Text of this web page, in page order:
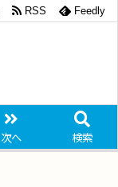
次へ 検索
RSS Feedly